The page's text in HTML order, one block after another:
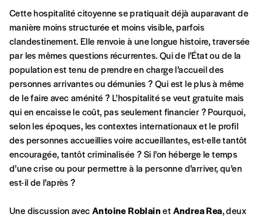
CONNEXION
Créer un
compte
par l’acheteur d’un bien ou d’un service, qui
peut être une manière pour lui de payer le prix
qu’il estime juste. Dans l’objectif de rendre nos
activités et publications accessibles, et
d’affirmer notre attachement aux valeurs de
solidarité, nous vous proposons d’estimer
vous-mêmes le coût de notre publication.
Cette valeur peut donc être inférieure, égale
ou supérieure au prix indicatif. De cette
manière, vous soutenez le travail de l’équipe
de rédaction selon vos moyens et vos
motivations.
Vous vous abonnez pour l’année civile en
Cette hospitalité citoyenne se pratiquait déjà auparavant de
manière moins structurée et moins visible, parfois
clandestinement. Elle renvoie à une longue histoire, traversée
par les mêmes questions récurrentes. Qui de l’État ou de la
population est tenu de prendre en charge l’accueil des
personnes arrivantes ou démunies ? Qui est le plus à même
de le faire avec aménité ? L’hospitalité se veut gratuite mais
qui en encaisse le coût, pas seulement financier ? Pourquoi,
selon les époques, les contextes internationaux et le profil
des personnes accueillies voire accueillantes, est-elle tantôt
encouragée, tantôt criminalisée ? Si l’on héberge le temps
d’une crise ou pour permettre à la personne d’arriver, qu’en
est-il de l’après ?
Une discussion avecAntoine RoblainetAndrea Rea, deux